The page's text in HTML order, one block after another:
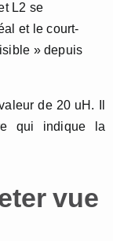
L2 se
et le court-
» depuis
de 20 uH. Il
qui indique la
vue